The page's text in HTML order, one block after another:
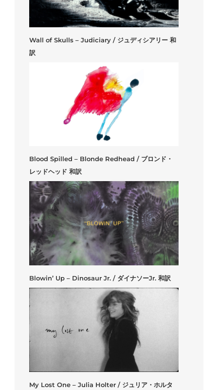
Wall of Skulls – Judiciary / ジュディシアリー 和
訳
Blood Spilled – Blonde Redhead / ブロンド・
レッドヘッド 和訳
Blowin’ Up – Dinosaur Jr. / ダイナソーJr. 和訳
My Lost One – Julia Holter / ジュリア・ホルタ